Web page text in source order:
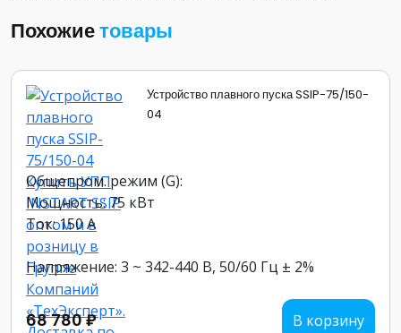
Похожиетовары
Устройство плавного пуска SSIP-75/150-
04
Общепром. режим (G):
Мощность: 75 кВт
Ток: 150 А
Напряжение: 3 ~ 342-440 В, 50/60 Гц ± 2%
68 780 ₽ В корзину